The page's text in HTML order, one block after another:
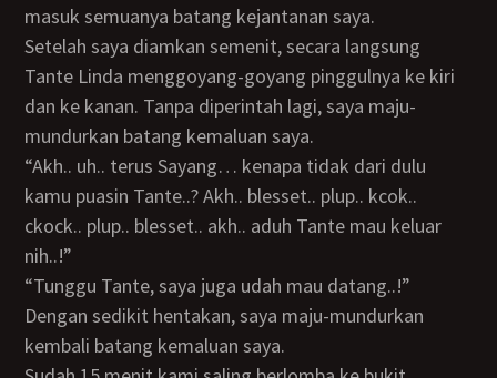
masuk semuanya batang kejantanan saya.
Setelah saya diamkan semenit, secara langsung
Tante Linda menggoyang-goyang pinggulnya ke kiri
dan ke kanan. Tanpa diperintah lagi, saya maju-
mundurkan batang kemaluan saya.
“Akh.. uh.. terus Sayang… kenapa tidak dari dulu
kamu puasin Tante..? Akh.. blesset.. plup.. kcok..
ckock.. plup.. blesset.. akh.. aduh Tante mau keluar
nih..!”
“Tunggu Tante, saya juga udah mau datang..!”
Dengan sedikit hentakan, saya maju-mundurkan
kembali batang kemaluan saya.